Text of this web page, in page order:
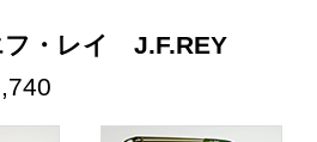
フ・レイ J.F.REY